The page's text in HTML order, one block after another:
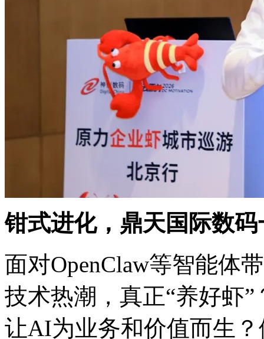
钳式进化，鼎天国际数
面对OpenClaw等智能体带
技术热潮，真正“养好虾
让AI为业务和价值而生